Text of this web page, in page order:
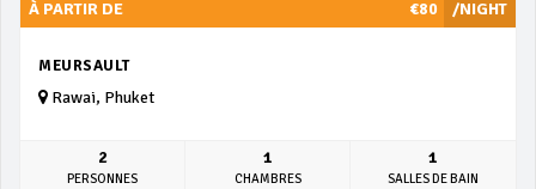
/NIGHT
À PARTIR DE €80
MEURSAULT
Rawai, Phuket
2
PERSONNES
1
CHAMBRES
1
SALLES DE BAIN